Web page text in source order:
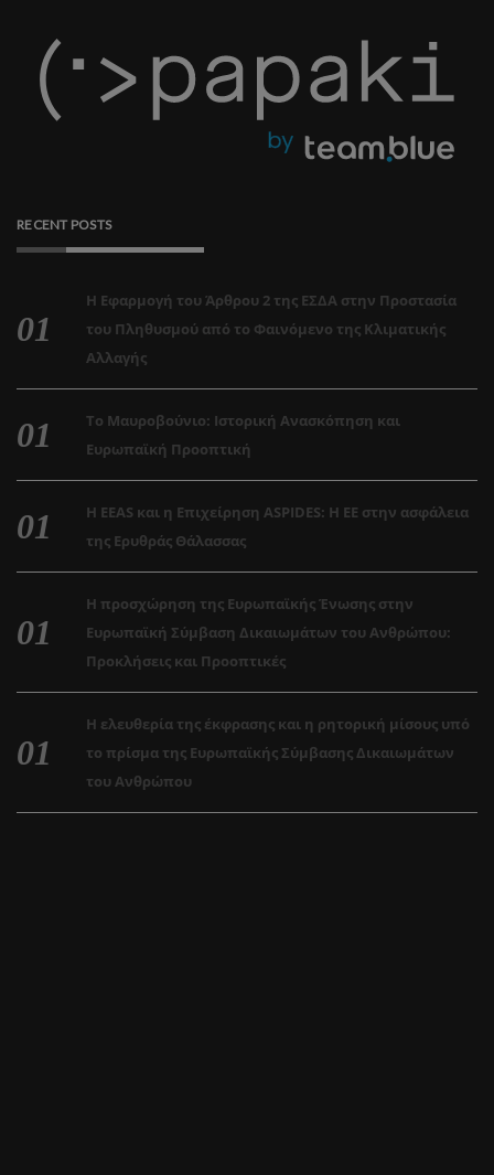
RECENT POSTS
Η Εφαρμογή του Άρθρου 2 της ΕΣΔΑ στην Προστασία
του Πληθυσμού από το Φαινόμενο της Κλιματικής
Αλλαγής
Το Μαυροβούνιο: Ιστορική Ανασκόπηση και
Ευρωπαϊκή Προοπτική
Η EEAS και η Επιχείρηση ASPIDES: Η ΕΕ στην ασφάλεια
της Ερυθράς Θάλασσας
Η προσχώρηση της Ευρωπαϊκής Ένωσης στην
Ευρωπαϊκή Σύμβαση Δικαιωμάτων του Ανθρώπου:
Προκλήσεις και Προοπτικές
Η ελευθερία της έκφρασης και η ρητορική μίσους υπό
το πρίσμα της Ευρωπαϊκής Σύμβασης Δικαιωμάτων
του Ανθρώπου